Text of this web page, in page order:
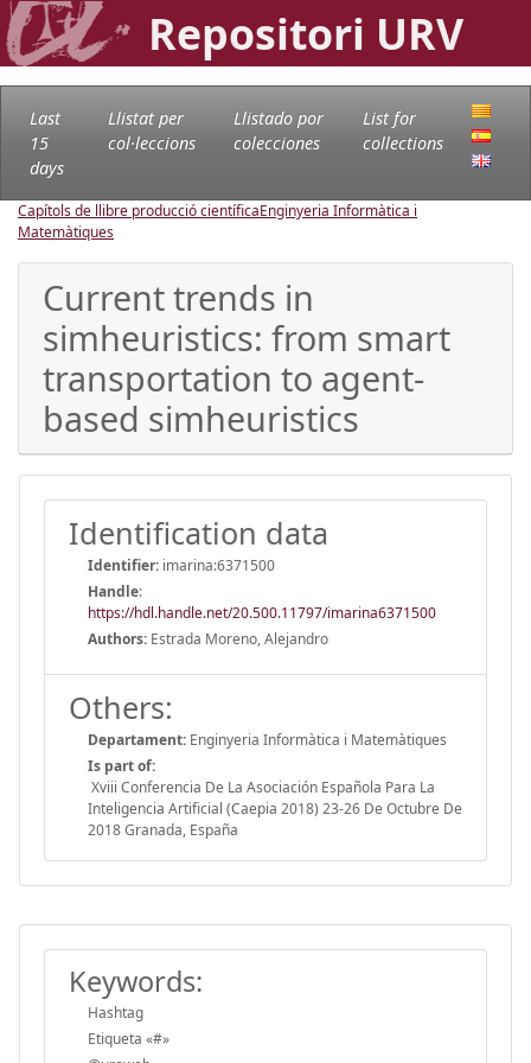
Repositori URV
Last
15
days
Llistat per
col·leccions
Llistado por
colecciones
List for
collections
Capítols de llibre producció científicaEnginyeria Informàtica i
Matemàtiques
Current trends in
simheuristics: from smart
transportation to agent-
based simheuristics
Identification data
Identifier: imarina:6371500
Handle:
https://hdl.handle.net/20.500.11797/imarina6371500
Authors: Estrada Moreno, Alejandro
Others:
Departament: Enginyeria Informàtica i Matemàtiques
Is part of:
Xviii Conferencia De La Asociación Española Para La
Inteligencia Artificial (Caepia 2018) 23-26 De Octubre De
2018 Granada, España
Keywords:
Hashtag
Etiqueta «#»